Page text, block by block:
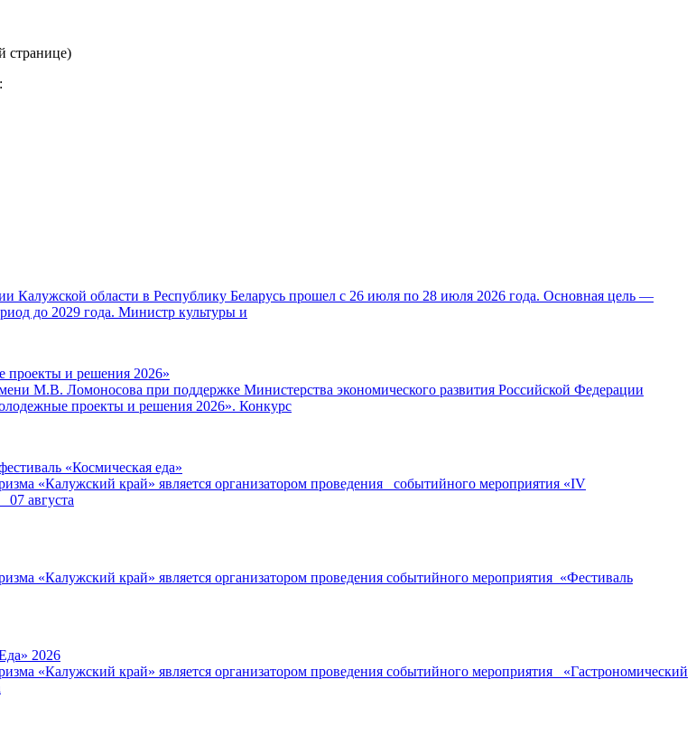
странице)
Калужской области в Республику Беларусь прошел с 26 июля по 28 июля 2026 года. Основная цель —
до 2029 года. Министр культуры и
проекты и решения 2026»
М.В. Ломоносова при поддержке Министерства экономического развития Российской Федерации
проекты и решения 2026». Конкурс
«Космическая еда»
«Калужский край» является организатором проведения событийного мероприятия «IV
августа
«Калужский край» является организатором проведения событийного мероприятия «Фестиваль
2026
«Калужский край» является организатором проведения событийного мероприятия «Гастрономический